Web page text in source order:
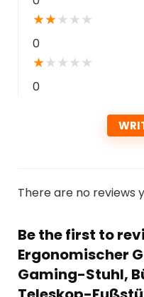
★★★ ★ ★
0
★★ ★ ★ ★
0
There are no reviews
Be the first to
Ergonomischer
Gaming-Stuhl,